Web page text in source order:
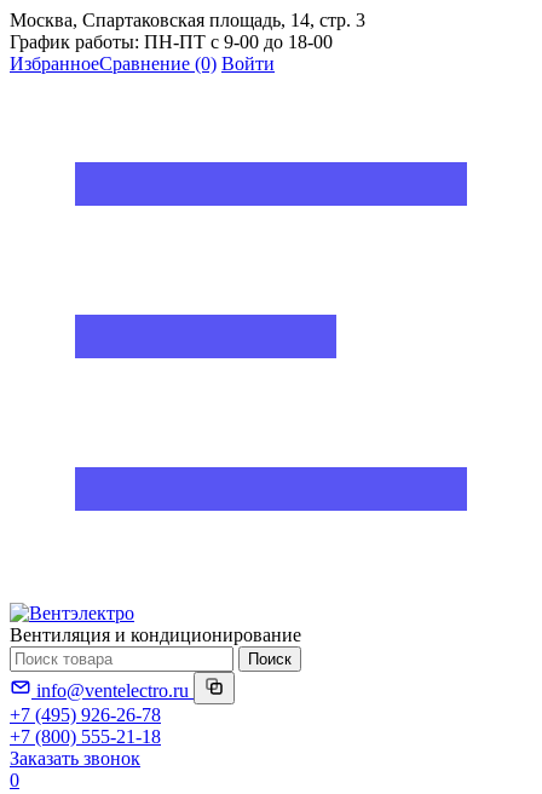
Москва, Спартаковская площадь, 14, стр. 3
График работы: ПН-ПТ с 9-00 до 18-00
ИзбранноеСравнение (0) Войти
Вентиляция и кондиционирование
Поиск
info@ventelectro.ru
+7 (495) 926-26-78
+7 (800) 555-21-18
Заказать звонок
0